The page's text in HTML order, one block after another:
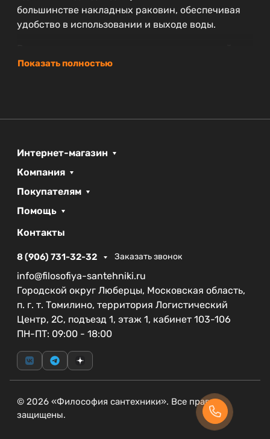
большинстве накладных раковин, обеспечивая
удобство в использовании и выходе воды.
позволят добиться экономии воды, сохраняя при
лет, что свидетельствует о надежности и
качестве продукции. Резинотехнические
изделия защищены годом гарантии, что
эксплуатацию смесителя.
SLIDER-LC-NOP-W0 станет не только
функциональным элементом вашего интерьера,
но и его стильным акцентом, который приятно
удивит гостей и домочадцев.
Показать полностью
Интернет-магазин
Компания
Покупателям
Помощь
Контакты
8 (906) 731-32-32 Заказать звонок
info@filosofiya-santehniki.ru
Городской округ Люберцы, Московская область,
п. г. т. Томилино, территория Логистический
Центр, 2С, подъезд 1, этаж 1, кабинет 103-106
ПН-ПТ: 09:00 - 18:00
© 2026 «Философия сантехники». Все права
защищены.